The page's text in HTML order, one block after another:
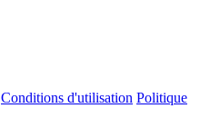
Conditions d'utilisation Politique